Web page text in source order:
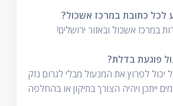
לכל כתובת במרכז אשכול?
במרכז אשכול ובאזור ירושלים!
פוגעת בדלת?
יכול לפרוץ את המנעול מבלי לגרום נזק
ייתכן ויהיה הצורך בתיקון או בהחלפה